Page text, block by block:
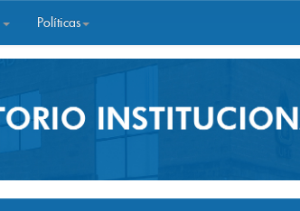
Políticas